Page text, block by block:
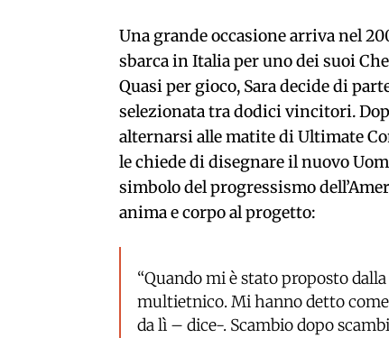
Una grande occasione arriva nel
sbarca in Italia per uno dei suoi
Quasi per gioco, Sara decide di
selezionata tra dodici vincitori.
alternarsi alle matite di Ultimate
le chiede di disegnare il nuovo
simbolo del progressismo
anima e corpo al progetto:
“Quando mi è stato proposto
multietnico. Mi hanno detto
da lì – dice-. Scambio dopo